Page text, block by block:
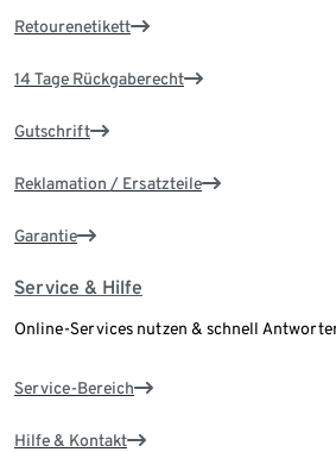
Retourenetikett
14 Tage Rückgaberecht
Gutschrift
Reklamation / Ersatzteile
Garantie
Service & Hilfe
Online-Services nutzen & schnell
Service-Bereich
Hilfe & Kontakt